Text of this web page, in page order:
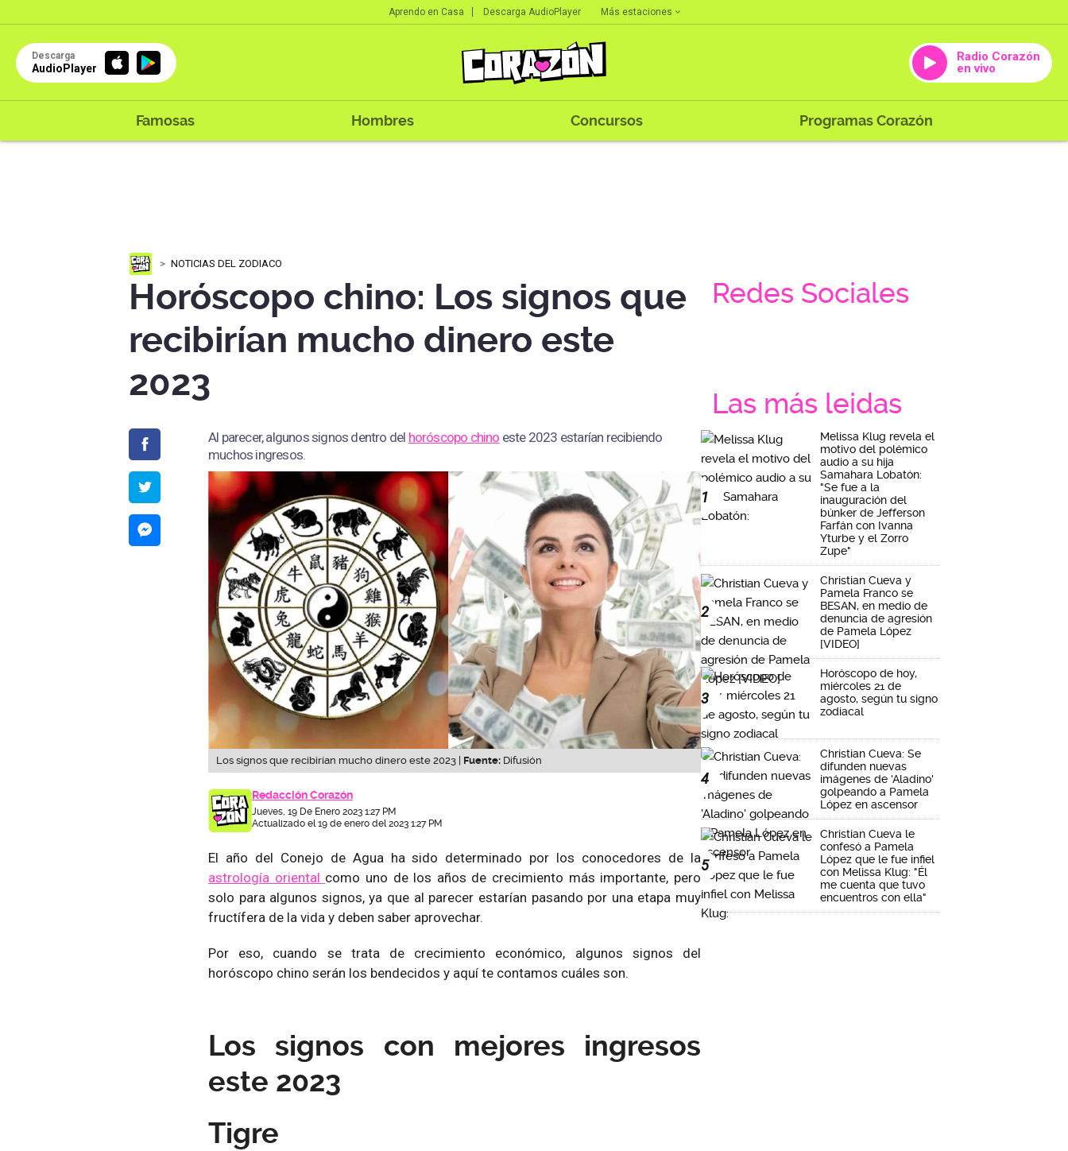
Aprendo en Casa Descarga AudioPlayer Más estaciones
Descarga
AudioPlayer
Radio Corazón
en vivo
Famosas Hombres Concursos Programas Corazón
NOTICIAS DEL ZODIACO
Horóscopo chino: Los signos que
recibirían mucho dinero este
2023
Al parecer, algunos signos dentro del horóscopo chino este 2023 estarían recibiendo
muchos ingresos.
Los signos que recibirían mucho dinero este 2023 | Fuente: Difusión
Redacción Corazón
Jueves, 19 De Enero 2023 1:27 PM
Actualizado el 19 de enero del 2023 1:27 PM
El año del Conejo de Agua ha sido determinado por los conocedores de la
astrología oriental como uno de los años de crecimiento más importante, pero
solo para algunos signos, ya que al parecer estarían pasando por una etapa muy
fructífera de la vida y deben saber aprovechar.
Por eso, cuando se trata de crecimiento económico, algunos signos del
horóscopo chino serán los bendecidos y aquí te contamos cuáles son.
Los signos con mejores ingresos
este 2023
Tigre
Redes Sociales
Las más leidas
1
Melissa Klug revela el
motivo del polémico
audio a su hija
Samahara Lobatón:
"Se fue a la
inauguración del
búnker de Jefferson
Farfán con Ivanna
Yturbe y el Zorro
Zupe"
2
Christian Cueva y
Pamela Franco se
BESAN, en medio de
denuncia de agresión
de Pamela López
[VIDEO]
3
Horóscopo de hoy,
miércoles 21 de
agosto, según tu signo
zodiacal
4
Christian Cueva: Se
difunden nuevas
imágenes de 'Aladino'
golpeando a Pamela
López en ascensor
5
Christian Cueva le
confesó a Pamela
López que le fue infiel
con Melissa Klug: "Él
me cuenta que tuvo
encuentros con ella"